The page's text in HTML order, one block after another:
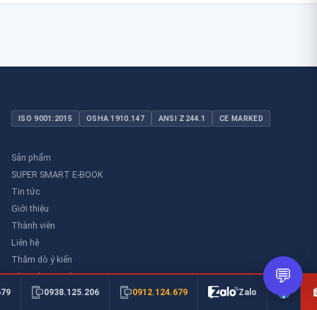
ISO 9001:2015 OSHA 1910.147 ANSI Z244.1 CE MARKED
Sản phẩm
SUPER SMART E-BOOK
Tin tức
Giới thiệu
Thành viên
Liên hệ
Thăm dò ý kiến
Thư viên an toàn
0938.125.206 0912.124.679 Zalo
💬